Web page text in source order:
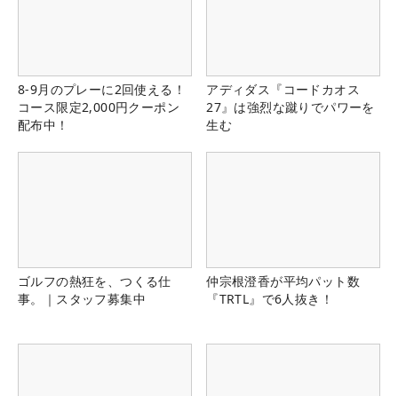
8-9月のプレーに2回使える！
コース限定2,000円クーポン
配布中！
アディダス『コードカオス
27』は強烈な蹴りでパワーを
生む
ゴルフの熱狂を、つくる仕
事。｜スタッフ募集中
仲宗根澄香が平均パット数
『TRTL』で6人抜き！